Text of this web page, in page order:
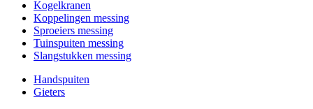
Kogelkranen
Koppelingen messing
Sproeiers messing
Tuinspuiten messing
Slangstukken messing
Handspuiten
Gieters